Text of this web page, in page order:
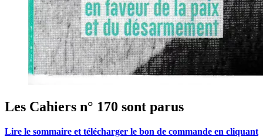
Les Cahiers n° 170 sont parus
Lire le sommaire et télécharger le bon de commande en cliquant